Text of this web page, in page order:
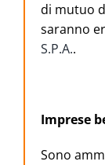
di mutuo
saranno
S.P.A..
Imprese
Sono